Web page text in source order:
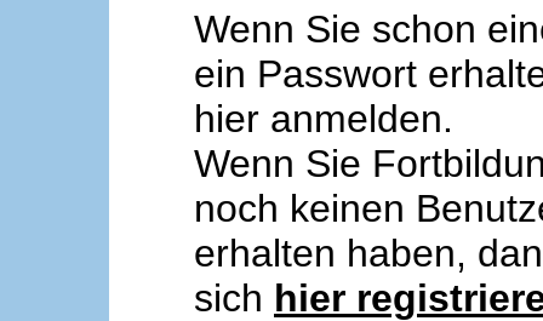
Wenn Sie schon
ein Passwort
hier anmelden.
Wenn Sie
noch keinen
erhalten haben,
sich hier